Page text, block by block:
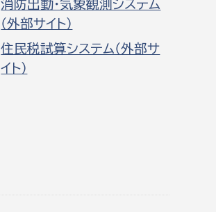
消防出動・気象観測システム
（外部サイト）
住民税試算システム（外部サ
イト）